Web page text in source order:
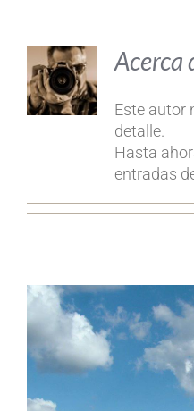
Acerca
Este autor
detalle.
Hasta
entradas